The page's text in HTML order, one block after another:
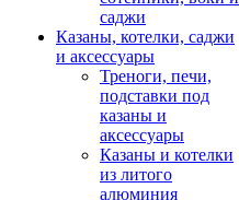
саджи
Казаны, котелки, саджи
и аксессуары
Треноги, печи,
подставки под
казаны и
аксессуары
Казаны и котелки
из литого
алюминия